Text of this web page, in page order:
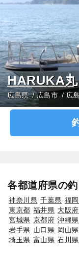
HARUKA丸
広島県 広島市 広
各都道府県の
神奈川県 千葉県 福
東京都 福井県 大阪府
宮城県 京都府 沖縄県
岩手県 山口県 岡山県
埼玉県 富山県 石川県